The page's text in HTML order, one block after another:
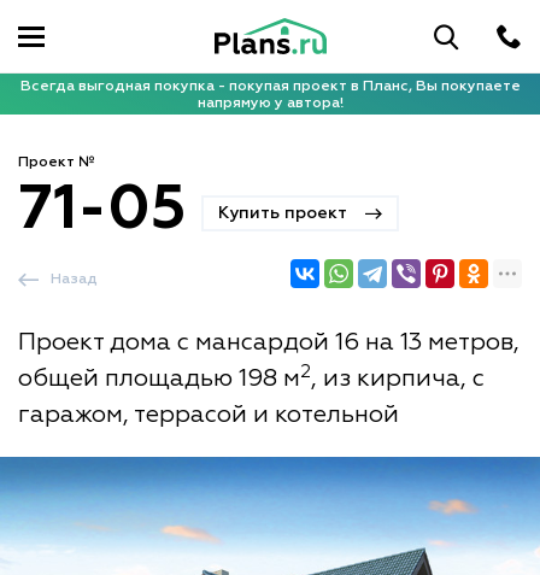
Всегда выгодная покупка - покупая проект в Планс, Вы покупаете
напрямую у автора!
Проект №
71-05 Купить проект
Проект дома с мансардой 16 на 13 метров,
общей площадью 198 м2, из кирпича, с
гаражом, террасой и котельной
Назад